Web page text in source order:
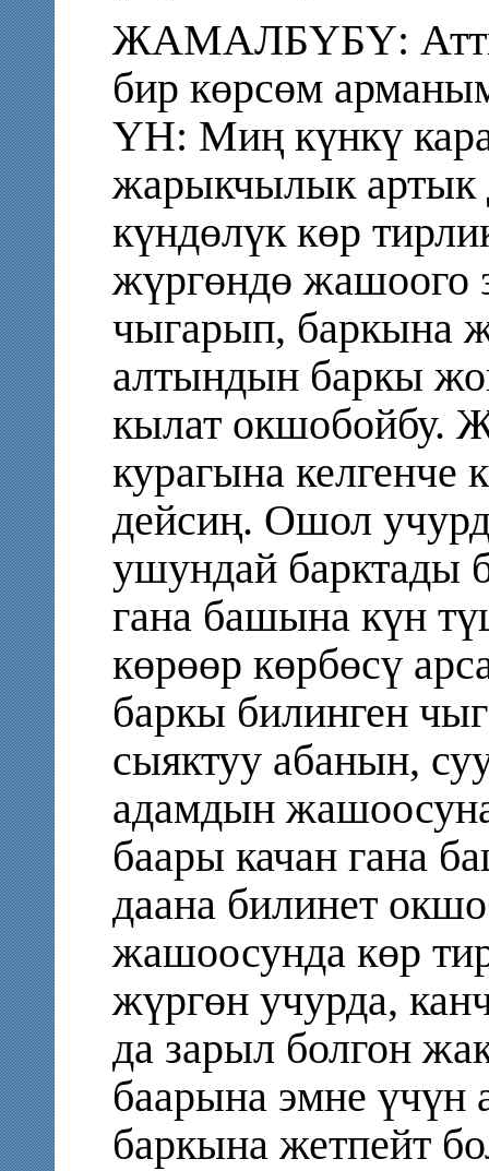
ЖАМАЛБҮБҮ:
бир көрсөм
ҮН: Миң күнкү
жарыкчылык артык
күндөлүк көр
жүргөндө жашоого
чыгарып, баркына
алтындын баркы
кылат окшобойбу.
курагына келгенче
дейсиң. Ошол
ушундай барктады
гана башына күн
көрөөр көрбөсү
баркы билинген
сыяктуу абанын,
адамдын
баары качан гана
даана билинет
жашоосунда көр
жүргөн учурда,
да зарыл болгон
баарына эмне
баркына жетпейт